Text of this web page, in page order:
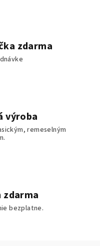
zdarma
výroba
remeselným
zdarma
bezplatne.